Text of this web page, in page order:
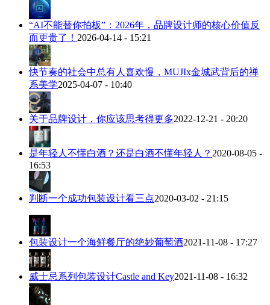
“AI不能替你拍板”：2026年，品牌设计师的核心价值反
而更贵了！ 2026-04-14 - 15:21
快节奏的社会中总有人喜欢慢，MUJIx金城武背后的禅
系美学2025-04-07 - 10:40
关于品牌设计，你应该思考得更多2022-12-21 - 20:20
是年轻人不懂白酒？还是白酒不懂年轻人？ 2020-08-05 -
16:53
判断一个成功包装设计看三点2020-03-02 - 21:15
包装设计一个海鲜餐厅的绝妙葡萄酒2021-11-08 - 17:27
威士忌系列包装设计Castle and Key2021-11-08 - 16:32